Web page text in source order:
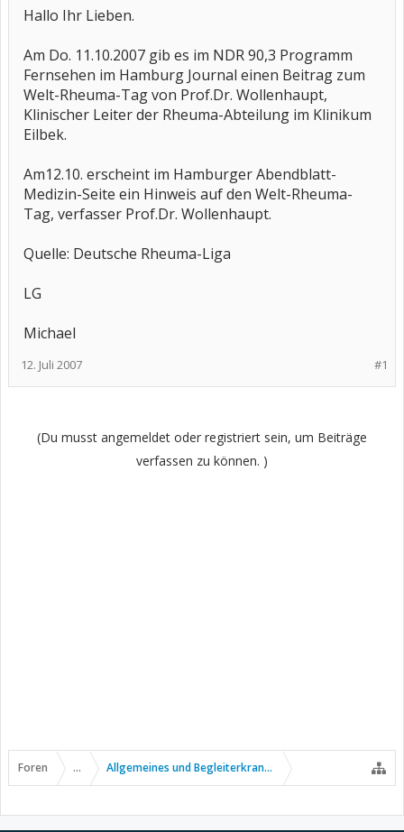
Hallo Ihr Lieben.
Am Do. 11.10.2007 gib es im NDR 90,3 Programm
Fernsehen im Hamburg Journal einen Beitrag zum
Welt-Rheuma-Tag von Prof.Dr. Wollenhaupt,
Klinischer Leiter der Rheuma-Abteilung im Klinikum
Eilbek.
Am12.10. erscheint im Hamburger Abendblatt-
Medizin-Seite ein Hinweis auf den Welt-Rheuma-
Tag, verfasser Prof.Dr. Wollenhaupt.
Quelle: Deutsche Rheuma-Liga
LG
Michael
#1
12. Juli 2007
(Du musst angemeldet oder registriert sein, um Beiträge
verfassen zu können. )
Foren ... Allgemeines und Begleiterkrankungen